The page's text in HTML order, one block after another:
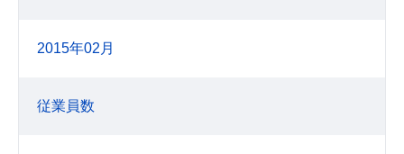
2015年02月
従業員数